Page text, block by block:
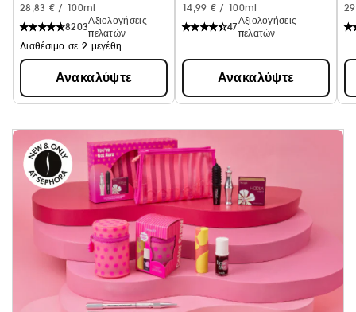
28,83 € / 100ml
8203
Αξιολογήσεις
πελατών
Διαθέσιμο σε 2 μεγέθη
Ανακαλύψτε
14,99 € / 100ml
47
Αξιολογήσεις
πελατών
Ανακαλύψτε